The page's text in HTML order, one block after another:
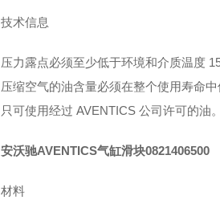
技术信息
压力露点必须至少低于环境和介质温度
压缩空气的油含量必须在整个使用寿命中
只可使用经过 AVENTICS 公司许可的油。
安沃驰AVENTICS气缸滑块0821406500
材料